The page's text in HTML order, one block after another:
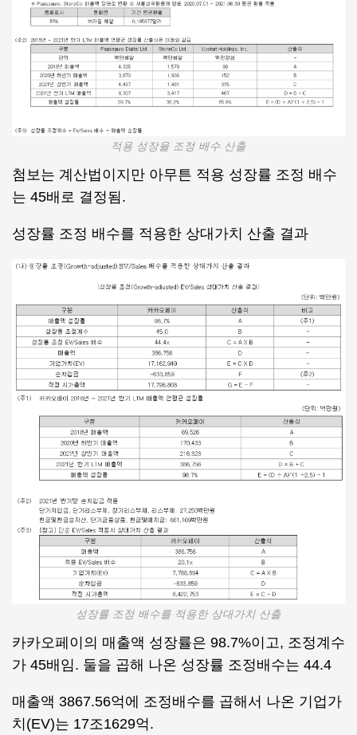
적용 성장율 조정 배수 산출
첨보는 계산법이지만 아무튼 적용 성장률 조정 배수
는 45배로 결정됨.
성장률 조정 배수를 적용한 상대가치 산출 결과
성장률 조정 배수를 적용한 상대가치 산출
카카오페이의 매출액 성장률은 98.7%이고, 조정계수
가 45배임. 둘을 곱해 나온 성장률 조정배수는 44.4
매출액 3867.56억에 조정배수를 곱해서 나온 기업가
치(EV)는 17조1629억.